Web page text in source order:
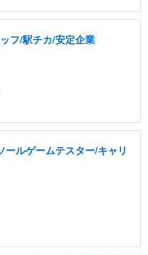
フ/駅チカ/安定企業
ールゲームテスター/キャリ